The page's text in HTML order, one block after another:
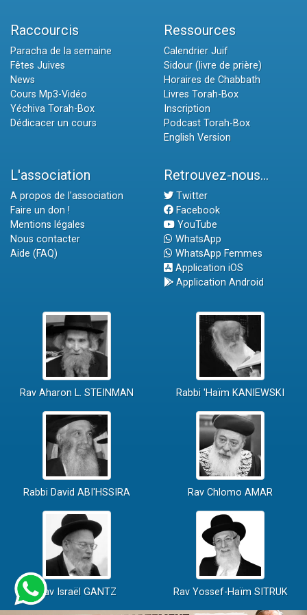
Raccourcis
Paracha de la semaine
Fêtes Juives
News
Cours Mp3-Vidéo
Yéchiva Torah-Box
Dédicacer un cours
Ressources
Calendrier Juif
Sidour (livre de prière)
Horaires de Chabbath
Livres Torah-Box
Inscription
Podcast Torah-Box
English Version
L'association
A propos de l'association
Faire un don !
Mentions légales
Nous contacter
Aide (FAQ)
Retrouvez-nous...
Twitter
Facebook
YouTube
WhatsApp
WhatsApp Femmes
Application iOS
Application Android
Rav Aharon L. STEINMAN Rabbi 'Haïm KANIEWSKI
Rabbi David ABI'HSSIRA Rav Chlomo AMAR
Rav Israël GANTZ Rav Yossef-Haïm SITRUK